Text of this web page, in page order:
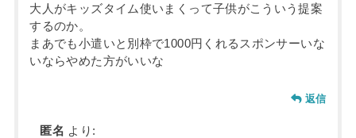
大人がキッズタイム使いまくって子供がこういう提案
するのか。
まあでも小遣いと別枠で1000円くれるスポンサーいな
いならやめた方がいいな
返信
匿名 より: